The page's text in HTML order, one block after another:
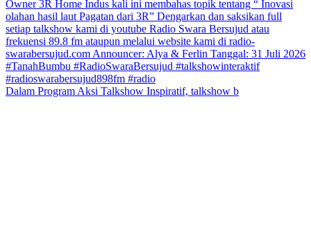
Dalam Program Aksi Talkshow Inspiratif, talkshow b